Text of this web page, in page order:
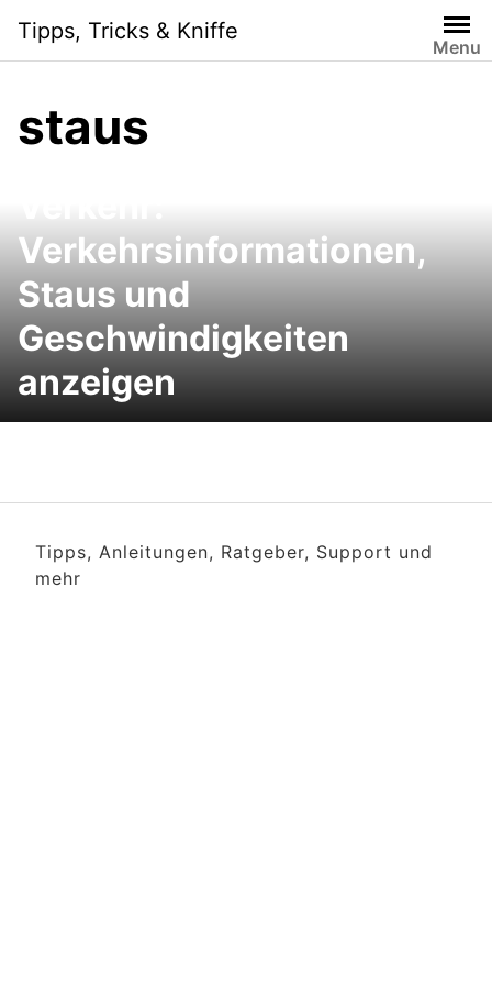
content
Tipps, Tricks & Kniffe
Menu
staus
Verkehrsinformationen,
Staus und
Geschwindigkeiten
anzeigen
Tipps, Anleitungen, Ratgeber, Support und
mehr